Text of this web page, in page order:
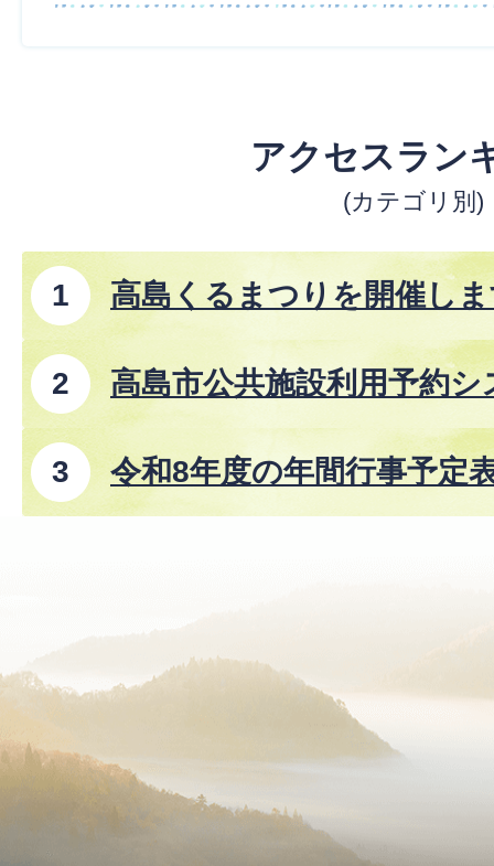
アクセスラン
(カテゴリ別)
高島くるまつりを開催し
高島市公共施設利用予約
令和8年度の年間行事予定